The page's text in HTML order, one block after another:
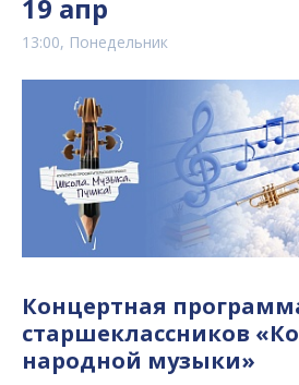
19 апр
13:00, Понедельник
Концертная
старшеклассников
народной музыки»